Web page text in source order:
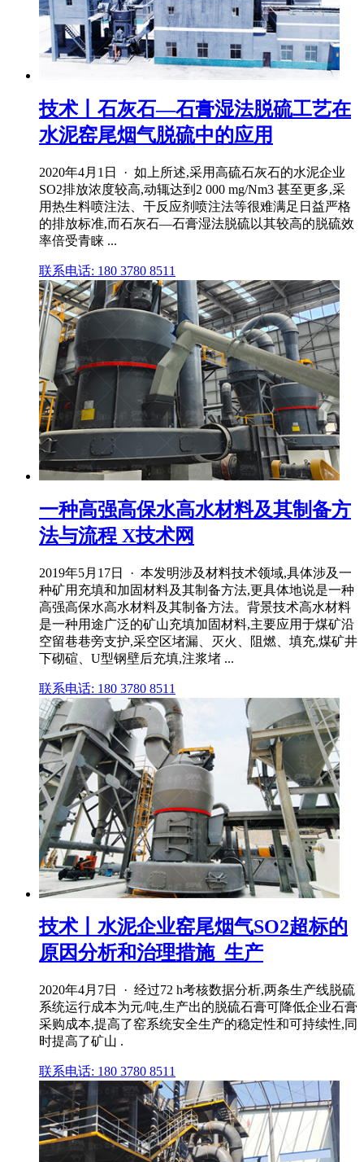
技术丨石灰石—石膏湿法脱硫工艺在
水泥窑尾烟气脱硫中的应用
2020年4月1日 · 如上所述,采用高硫石灰石的水泥企业
SO2排放浓度较高,动辄达到2 000 mg/Nm3 甚至更多,采
用热生料喷注法、干反应剂喷注法等很难满足日益严格
的排放标准,而石灰石—石膏湿法脱硫以其较高的脱硫效
率倍受青睐 ...
联系电话: 180 3780 8511
一种高强高保水高水材料及其制备方
法与流程 X技术网
2019年5月17日 · 本发明涉及材料技术领域,具体涉及一
种矿用充填和加固材料及其制备方法,更具体地说是一种
高强高保水高水材料及其制备方法。背景技术高水材料
是一种用途广泛的矿山充填加固材料,主要应用于煤矿沿
空留巷巷旁支护,采空区堵漏、灭火、阻燃、填充,煤矿井
下砌碹、U型钢壁后充填,注浆堵 ...
联系电话: 180 3780 8511
技术丨水泥企业窑尾烟气SO2超标的
原因分析和治理措施_生产
2020年4月7日 · 经过72 h考核数据分析,两条生产线脱硫
系统运行成本为元/吨,生产出的脱硫石膏可降低企业石膏
采购成本,提高了窑系统安全生产的稳定性和可持续性,同
时提高了矿山 .
联系电话: 180 3780 8511